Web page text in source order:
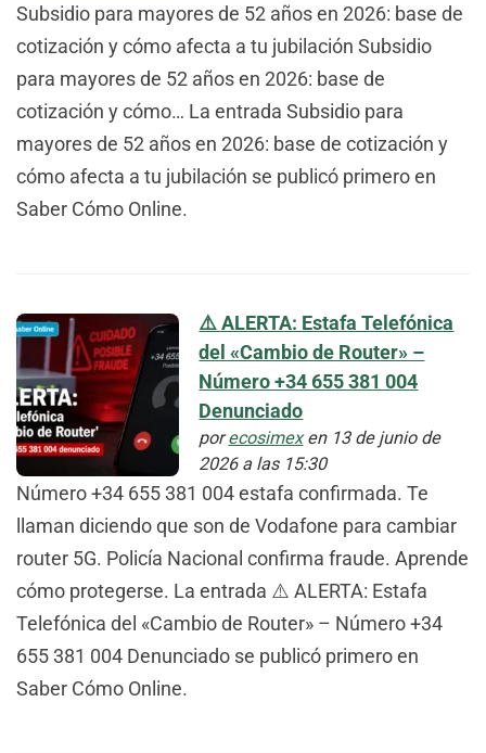
Subsidio para mayores de 52 años en 2026: base de
cotización y cómo afecta a tu jubilación Subsidio
para mayores de 52 años en 2026: base de
cotización y cómo… La entrada Subsidio para
mayores de 52 años en 2026: base de cotización y
cómo afecta a tu jubilación se publicó primero en
Saber Cómo Online.
⚠️ ALERTA: Estafa Telefónica
del «Cambio de Router» –
Número +34 655 381 004
Denunciado
porecosimexen 13 de junio de
2026 a las 15:30
Número +34 655 381 004 estafa confirmada. Te
llaman diciendo que son de Vodafone para cambiar
router 5G. Policía Nacional confirma fraude. Aprende
cómo protegerse. La entrada ⚠️ ALERTA: Estafa
Telefónica del «Cambio de Router» – Número +34
655 381 004 Denunciado se publicó primero en
Saber Cómo Online.